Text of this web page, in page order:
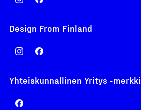
Design From Finland
Yhteiskunnallinen Yritys -merkki